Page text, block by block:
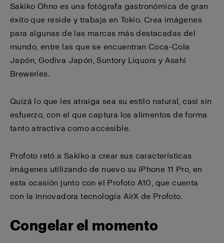
Sakiko Ohno es una fotógrafa gastronómica de gran
éxito que reside y trabaja en Tokio. Crea imágenes
para algunas de las marcas más destacadas del
mundo, entre las que se encuentran Coca-Cola
Japón, Godiva Japón, Suntory Liquors y Asahi
Breweries.
Quizá lo que les atraiga sea su estilo natural, casi sin
esfuerzo, con el que captura los alimentos de forma
tanto atractiva como accesible.
Profoto retó a Sakiko a crear sus características
imágenes utilizando de nuevo su iPhone 11 Pro, en
esta ocasión junto con el Profoto A10, que cuenta
con la innovadora tecnología AirX de Profoto.
Congelar el momento